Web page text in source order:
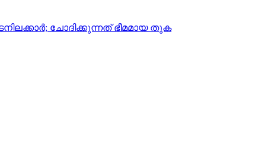
ചോദിക്കുന്നത് ഭീമമായ തുക